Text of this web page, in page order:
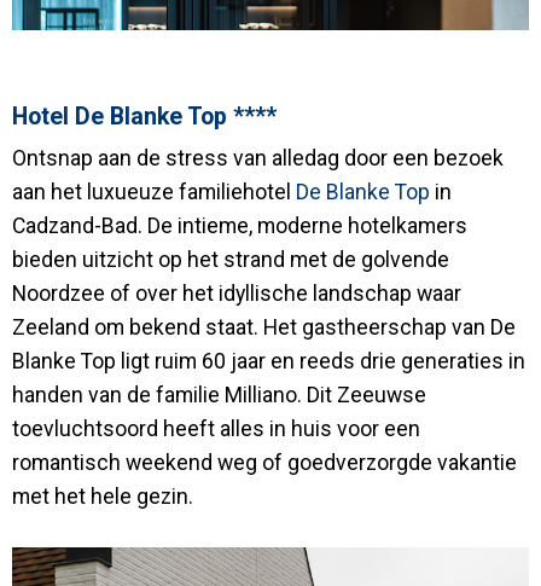
Hotel De Blanke Top ****
Ontsnap aan de stress van alledag door een bezoek
aan het luxueuze familiehotel De Blanke Top in
Cadzand-Bad. De intieme, moderne hotelkamers
bieden uitzicht op het strand met de golvende
Noordzee of over het idyllische landschap waar
Zeeland om bekend staat. Het gastheerschap van De
Blanke Top ligt ruim 60 jaar en reeds drie generaties in
handen van de familie Milliano. Dit Zeeuwse
toevluchtsoord heeft alles in huis voor een
romantisch weekend weg of goedverzorgde vakantie
met het hele gezin.